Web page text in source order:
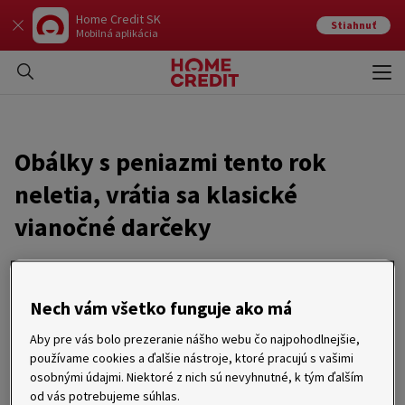
Home Credit SK
Mobilná aplikácia
Stiahnuť
Obálky s peniazmi tento rok
neletia, vrátia sa klasické
vianočné darčeky
Piešťany 22. november 2011 – Počas tohtoročných Vianoc
Podľa telefonického prieskumu spoločnosti Home Credit
Slovakia* totiž pod stromčekom nájde peniaze iba 9 %
obdarovaných. Pri klasických darčekoch zostane 69 %
oslovených, 20 % dá niekomu darček a niekomu peniaze.
Nech vám všetko funguje ako má
Aby pre vás bolo prezeranie nášho webu čo najpohodlnejšie,
používame cookies a ďalšie nástroje, ktoré pracujú s vašimi
osobnými údajmi. Niektoré z nich sú nevyhnutné, k tým ďalším
od vás potrebujeme súhlas.